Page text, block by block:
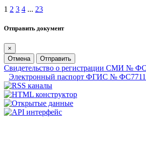
1 2 3 4 ... 23
Отправить документ
×
Отмена
Отправить
Свидетельство о регистрации СМИ №
Электронный паспорт ФГИС №